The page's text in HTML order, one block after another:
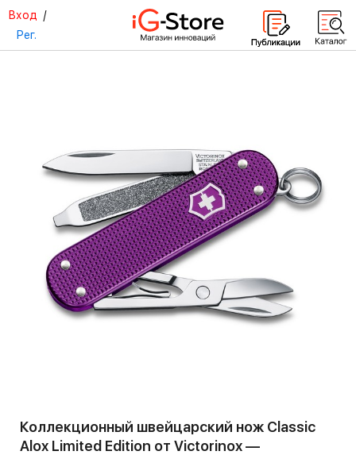
Вход /
Рег.
Коллекционный швейцарский нож Classic
Alox Limited Edition от Victorinox —